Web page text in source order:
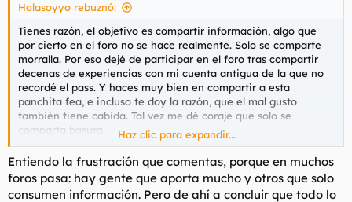
Holasoyyo rebuznó:
Tienes razón, el objetivo es compartir información, algo que
por cierto en el foro no se hace realmente. Solo se comparte
morralla. Por eso dejé de participar en el foro tras compartir
decenas de experiencias con mi cuenta antigua de la que no
recordé el pass. Y haces muy bien en compartir a esta
panchita fea, e incluso te doy la razón, que el mal gusto
también tiene cabida. Tal vez me dé coraje que solo se
comparta basura.
Así que mis disculpas, seguid compartiendo a mujeres mayores,
o con físico 3/10 y seguid callando las pocas que merezcan la
pena pensando que así no las cargáis de clientes o yo qué sé,
Haz clic para expandir...
Entiendo la frustración que comentas, porque en muchos
foros pasa: hay gente que aporta mucho y otros que solo
consumen información. Pero de ahí a concluir que todo lo